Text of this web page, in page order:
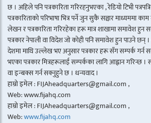
छ । अहिले पनि पत्रकारिता गरिरहनुभएका , रेडियो टिभी
पत्रकारिताको परिभाषा भित्र पर्ने जुन सुकै सञ्चार माध्यममा
लेखन र पत्रकारिता गरिरहेका हरू मात्र शाखामा समावेश हुन
पत्रकार नेपाली वा विदेश जो कोही पनि समावेश हुन पाउने
देशमा माथि उल्लेख भए अनुसार पत्रकार हरू सँग सम्पर्क गर्न
भएका पत्रकार मित्रहरूलाई सम्पर्कका लागि आह्वान गरिन्छ ।
वा इन्बक्स गर्न सक्नुहुने छ । धन्यवाद ।
हाम्रो इमेल : FIJAheadquarters@gmail.com ,
Web: www.fijahq.com
हाम्रो इमेल : FIJAheadquarters@gmail.com ,
Web:www.fijahq.com